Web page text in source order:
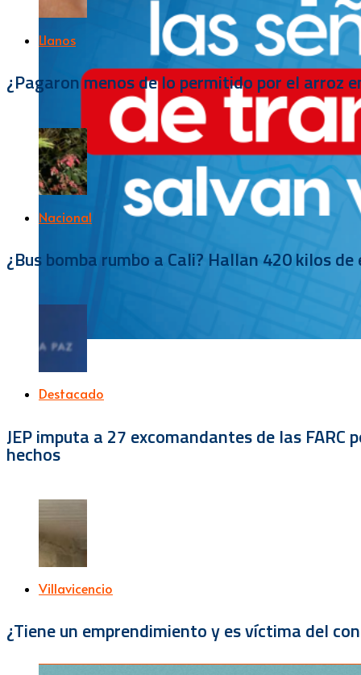
Llanos
¿Pagaron menos de lo permitido por el arroz
Nacional
¿Bus bomba rumbo a Cali? Hallan 420 kilos
Destacado
JEP imputa a 27 excomandantes de las
hechos
Villavicencio
¿Tiene un emprendimiento y es víctima del